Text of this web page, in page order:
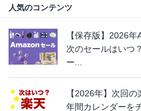
人気のコンテンツ
【保存版】2026
次のセールはいつ
ー...
【2026年】次回
年間カレンダーを